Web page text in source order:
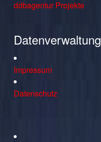
ddbagentur Projekte
Datenverwaltung
Impressum
Datenschutz